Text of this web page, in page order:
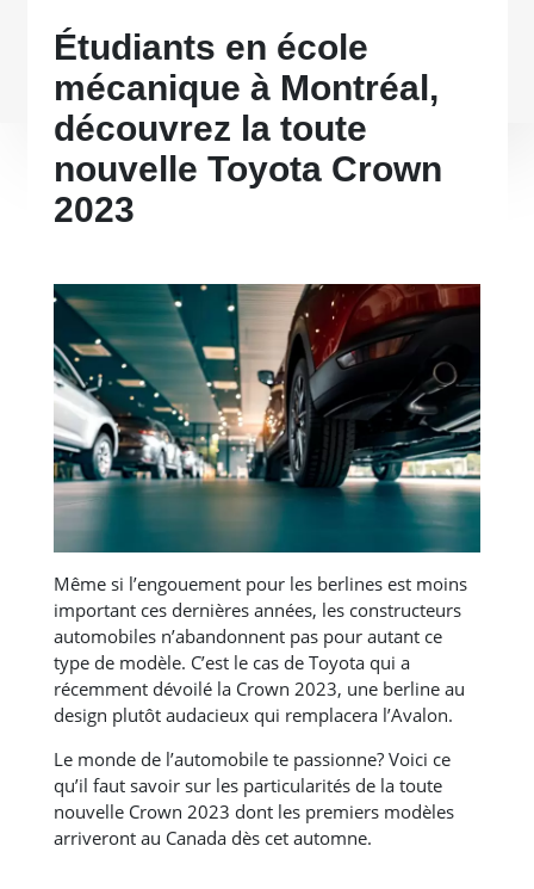
Étudiants en école
mécanique à Montréal,
découvrez la toute
nouvelle Toyota Crown
2023
Même si l’engouement pour les berlines est moins
important ces dernières années, les constructeurs
automobiles n’abandonnent pas pour autant ce
type de modèle. C’est le cas de Toyota qui a
récemment dévoilé la Crown 2023, une berline au
design plutôt audacieux qui remplacera l’Avalon.
Le monde de l’automobile te passionne? Voici ce
qu’il faut savoir sur les particularités de la toute
nouvelle Crown 2023 dont les premiers modèles
arriveront au Canada dès cet automne.